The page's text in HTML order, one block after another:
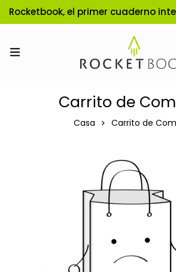
Rocketbook, el primer cuaderno
reutilizable e infinito!
Carrito de
Casa Carrito de